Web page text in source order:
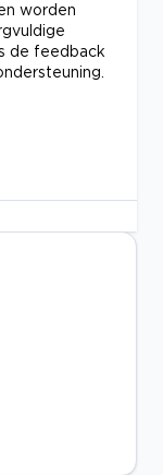
worden
de feedback